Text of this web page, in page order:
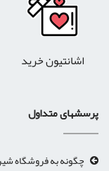
اشانتیون خرید
پرسشهای متداول
چگونه به فروشگاه